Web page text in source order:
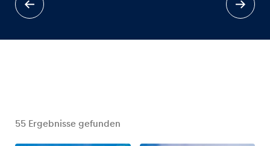
55 Ergebnisse gefunden